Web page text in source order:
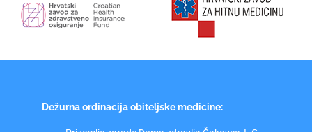
Dežurna ordinacija obiteljske medicine: